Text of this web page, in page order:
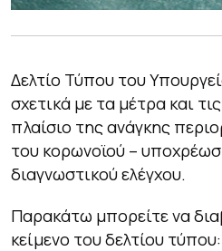
Δελτίο Τύπου του
σχετικά με τα μέτρα και
πλαίσιο της ανάγκης
του κορωνοϊού –
διαγνωστικού ελέγχου.
Παρακάτω μπορείτε να
κείμενο του δελτίου τύπου: